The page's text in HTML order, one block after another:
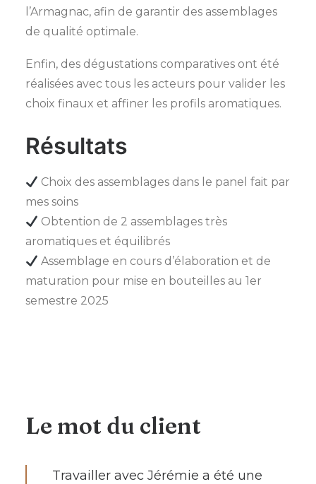
l’Armagnac, afin de garantir des assemblages
de qualité optimale.
Enfin, des dégustations comparatives ont été
réalisées avec tous les acteurs pour valider les
choix finaux et affiner les profils aromatiques.
Résultats
Choix des assemblages dans le panel fait par
mes soins
Obtention de 2 assemblages très
aromatiques et équilibrés
Assemblage en cours d’élaboration et de
maturation pour mise en bouteilles au 1er
semestre 2025
Le mot du client
Travailler avec Jérémie a été une